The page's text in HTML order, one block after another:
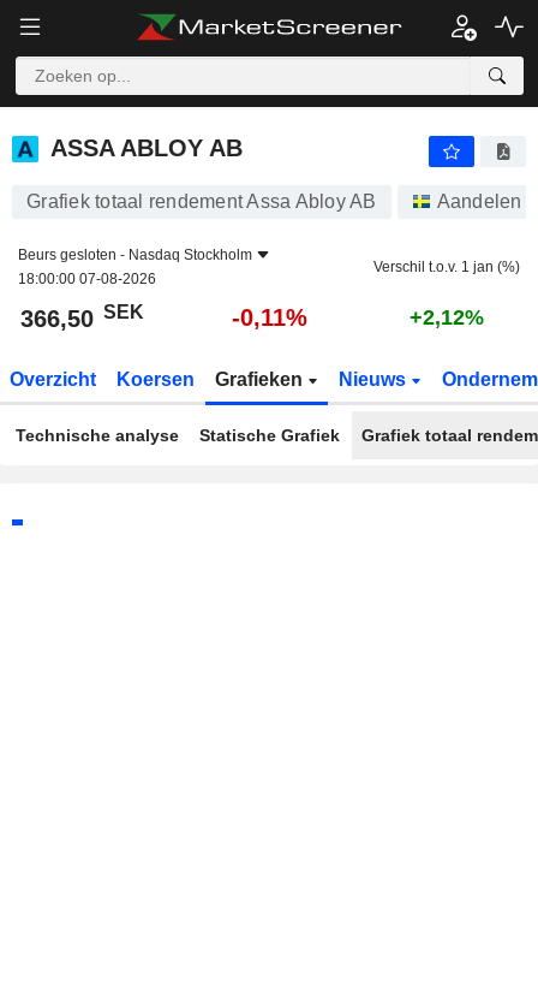
ASSA ABLOY AB
ASSA ABLOY AB
Grafiek totaal rendement Assa Abloy AB Aandelen
Beurs gesloten - Nasdaq Stockholm
18:00:00 07-08-2026
Verschil t.o.v. 1 jan (%)
366,50 SEK -0,11% +2,12%
Overzicht Koersen Grafieken Nieuws
Technische analyse Statische Grafiek Grafiek totaal